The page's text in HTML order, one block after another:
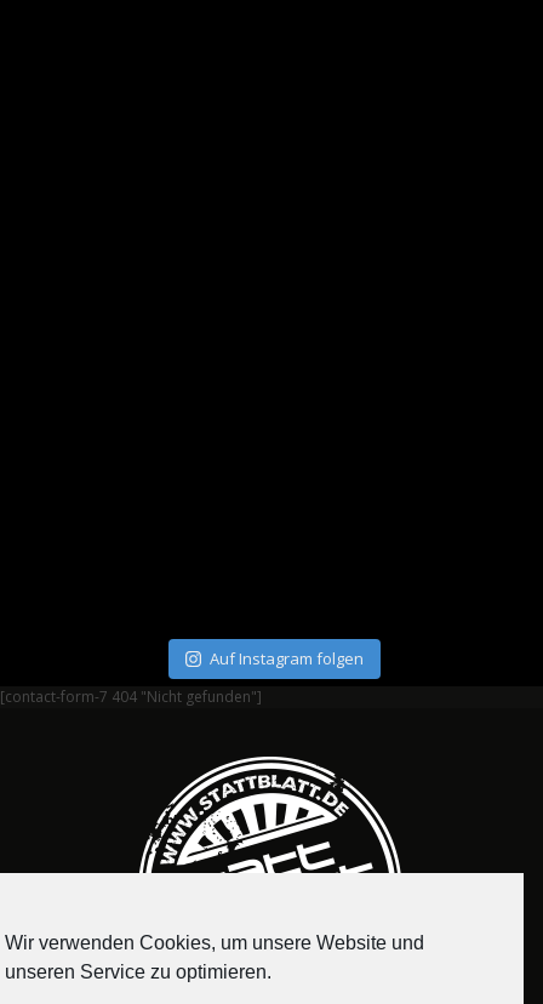
Auf Instagram folgen
[contact-form-7 404 "Nicht gefunden"]
Wir verwenden Cookies, um unsere Website und
unseren Service zu optimieren.